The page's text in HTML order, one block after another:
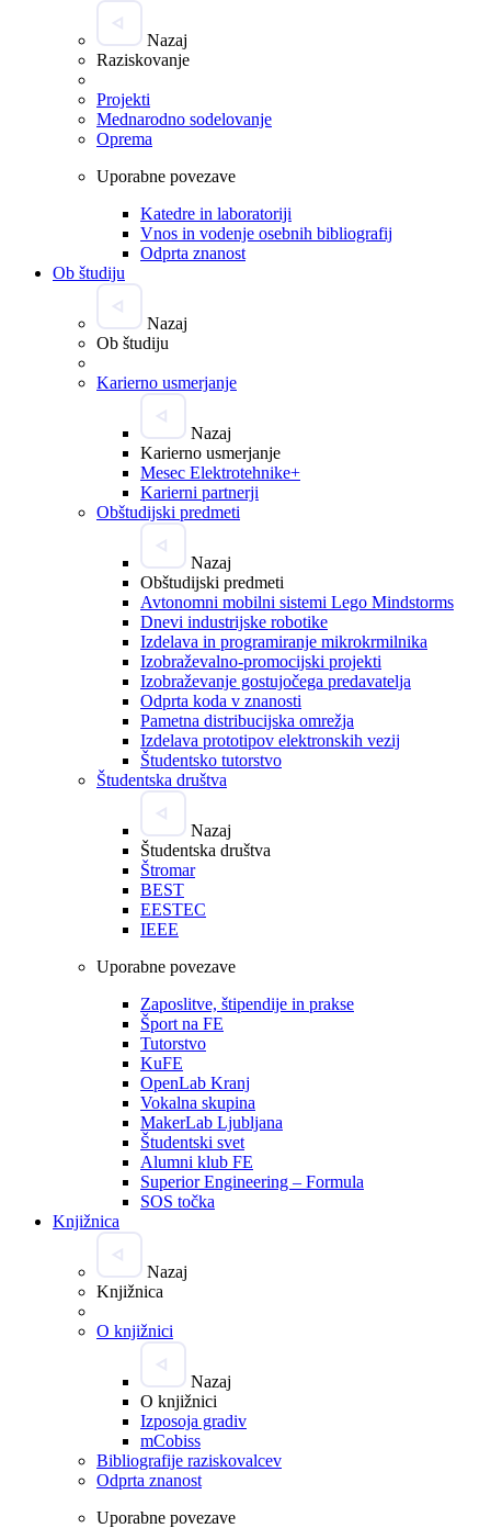
Nazaj
Raziskovanje
Projekti
Mednarodno sodelovanje
Oprema
Uporabne povezave
Katedre in laboratoriji
Vnos in vodenje osebnih bibliografij
Odprta znanost
Ob študiju
Nazaj
Ob študiju
Karierno usmerjanje
Nazaj
Karierno usmerjanje
Mesec Elektrotehnike+
Karierni partnerji
Obštudijski predmeti
Nazaj
Obštudijski predmeti
Avtonomni mobilni sistemi Lego Mindstorms
Dnevi industrijske robotike
Izdelava in programiranje mikrokrmilnika
Izobraževalno-promocijski projekti
Izobraževanje gostujočega predavatelja
Odprta koda v znanosti
Pametna distribucijska omrežja
Izdelava prototipov elektronskih vezij
Študentsko tutorstvo
Študentska društva
Nazaj
Študentska društva
Štromar
BEST
EESTEC
IEEE
Uporabne povezave
Zaposlitve, štipendije in prakse
Šport na FE
Tutorstvo
KuFE
OpenLab Kranj
Vokalna skupina
MakerLab Ljubljana
Študentski svet
Alumni klub FE
Superior Engineering – Formula
SOS točka
Knjižnica
Nazaj
Knjižnica
O knjižnici
Nazaj
O knjižnici
Izposoja gradiv
mCobiss
Bibliografije raziskovalcev
Odprta znanost
Uporabne povezave